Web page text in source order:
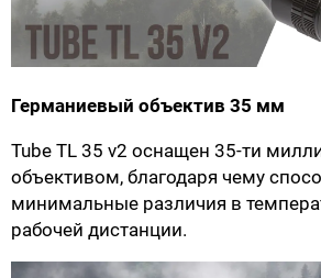
Германиевый объектив 35 мм
Tube TL 35 v2 оснащен 35-ти
объективом, благодаря чему
минимальные различия в
рабочей дистанции.